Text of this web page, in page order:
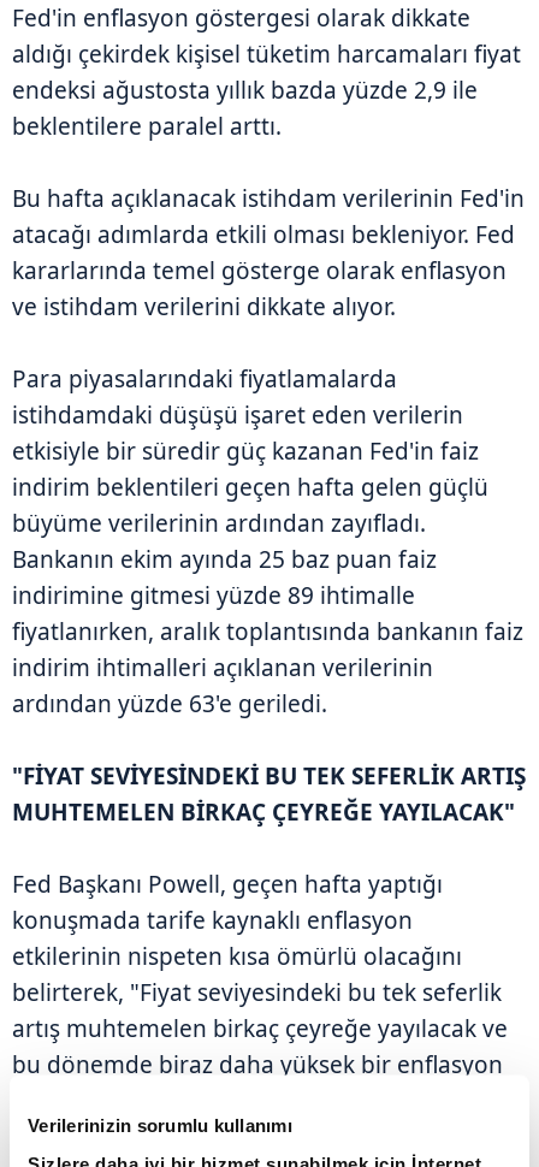
Verilerinizin sorumlu kullanımı
Sizlere daha iyi bir hizmet sunabilmek için İnternet
Fed'in enflasyon göstergesi olarak dikkate
aldığı çekirdek kişisel tüketim harcamaları fiyat
endeksi ağustosta yıllık bazda yüzde 2,9 ile
beklentilere paralel arttı.
Bu hafta açıklanacak istihdam verilerinin Fed'in
atacağı adımlarda etkili olması bekleniyor. Fed
kararlarında temel gösterge olarak enflasyon
ve istihdam verilerini dikkate alıyor.
Para piyasalarındaki fiyatlamalarda
istihdamdaki düşüşü işaret eden verilerin
etkisiyle bir süredir güç kazanan Fed'in faiz
indirim beklentileri geçen hafta gelen güçlü
büyüme verilerinin ardından zayıfladı.
Bankanın ekim ayında 25 baz puan faiz
indirimine gitmesi yüzde 89 ihtimalle
fiyatlanırken, aralık toplantısında bankanın faiz
indirim ihtimalleri açıklanan verilerinin
ardından yüzde 63'e geriledi.
"FİYAT SEVİYESİNDEKİ BU TEK SEFERLİK ARTIŞ
MUHTEMELEN BİRKAÇ ÇEYREĞE YAYILACAK"
Fed Başkanı Powell, geçen hafta yaptığı
konuşmada tarife kaynaklı enflasyon
etkilerinin nispeten kısa ömürlü olacağını
belirterek, "Fiyat seviyesindeki bu tek seferlik
artış muhtemelen birkaç çeyreğe yayılacak ve
bu dönemde biraz daha yüksek bir enflasyon